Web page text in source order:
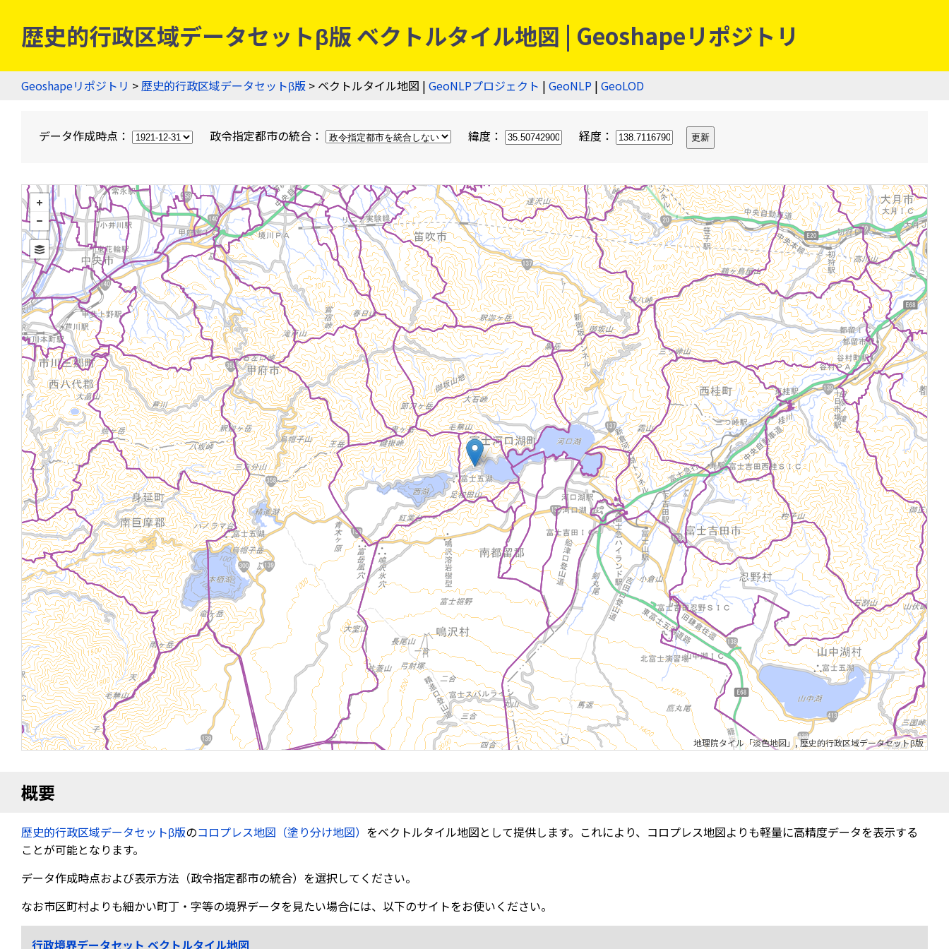
歴史的行政区域データセットβ版 ベクトルタイル地図 | Geoshapeリポジトリ
Geoshapeリポジトリ >歴史的行政区域データセットβ版 > ベクトルタイル地図 | GeoNLPプロジェクト | GeoNLP | GeoLOD
データ作成時点： 政令指定都市の統合： 緯度： 経度：
地理院タイル「淡色地図」,歴史的行政区域データセットβ版
概要
歴史的行政区域データセットβ版のコロプレス地図（塗り分け地図） をベクトルタイル地図として提供します。これにより、コロプレス地図よりも軽量に高精度データを表示する
ことが可能となります。
データ作成時点および表示方法（政令指定都市の統合）を選択してください。
なお市区町村よりも細かい町丁・字等の境界データを見たい場合には、以下のサイトをお使いください。
行政境界データセット ベクトルタイル地図